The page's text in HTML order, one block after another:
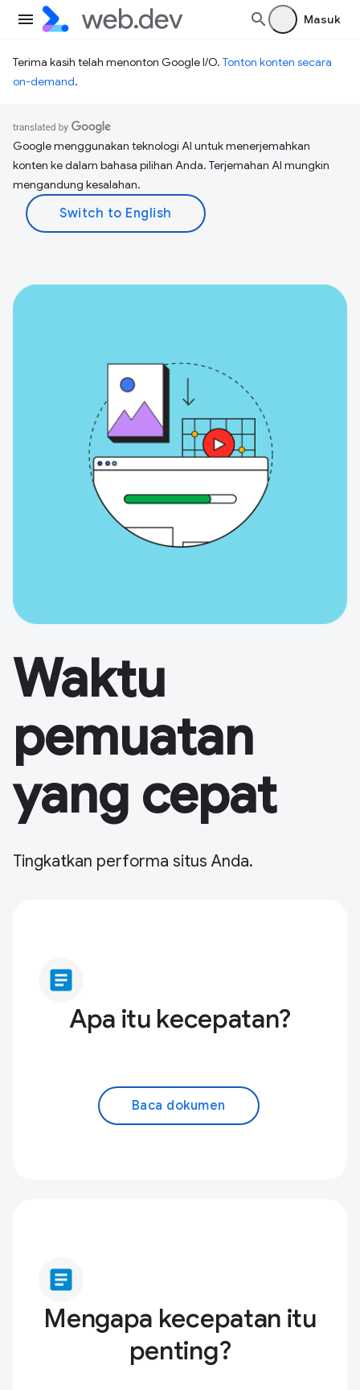
Masuk
Terima kasih telah menonton Google I/O. Tonton konten secara
on-demand.
Google menggunakan teknologi AI untuk menerjemahkan
konten ke dalam bahasa pilihan Anda. Terjemahan AI mungkin
mengandung kesalahan.
Waktu
pemuatan
yang cepat
Tingkatkan performa situs Anda.
article
Apa itu kecepatan?
Baca dokumen
article
Mengapa kecepatan itu
penting?